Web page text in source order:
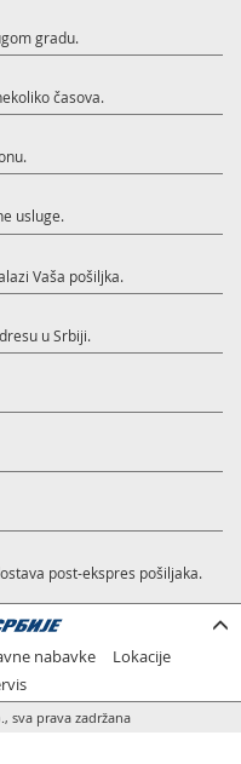
gradu.
časova.
usluge.
Vaša pošiljka.
u Srbiji.
post-ekspres pošiljaka.
nabavke
Lokacije
sva prava zadržana